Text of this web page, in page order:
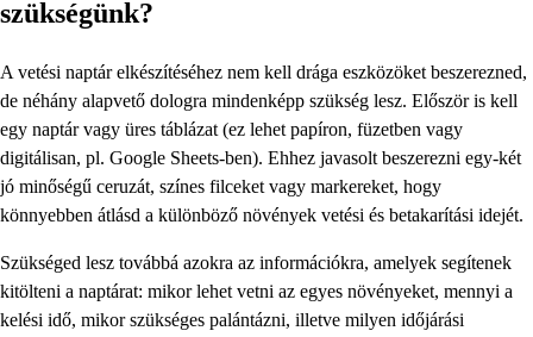
szükségünk?
A vetési naptár elkészítéséhez nem kell drága eszközöket beszerezned,
de néhány alapvető dologra mindenképp szükség lesz. Először is kell
egy naptár vagy üres táblázat (ez lehet papíron, füzetben vagy
digitálisan, pl. Google Sheets-ben). Ehhez javasolt beszerezni egy-két
jó minőségű ceruzát, színes filceket vagy markereket, hogy
könnyebben átlásd a különböző növények vetési és betakarítási idejét.
Szükséged lesz továbbá azokra az információkra, amelyek segítenek
kitölteni a naptárat: mikor lehet vetni az egyes növényeket, mennyi a
kelési idő, mikor szükséges palántázni, illetve milyen időjárási